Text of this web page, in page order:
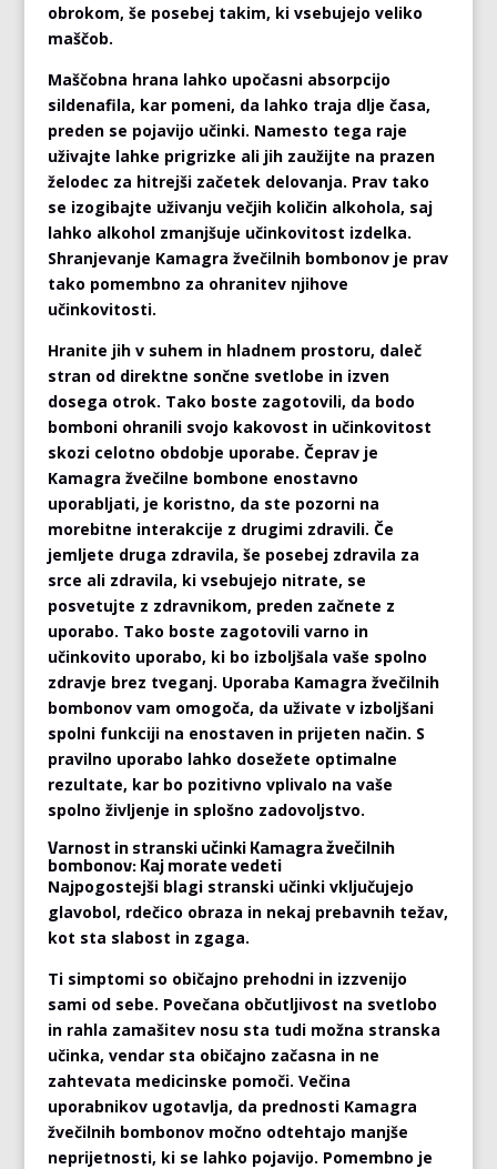
obrokom, še posebej takim, ki vsebujejo veliko
maščob.
Maščobna hrana lahko upočasni absorpcijo
sildenafila, kar pomeni, da lahko traja dlje časa,
preden se pojavijo učinki. Namesto tega raje
uživajte lahke prigrizke ali jih zaužijte na prazen
želodec za hitrejši začetek delovanja. Prav tako
se izogibajte uživanju večjih količin alkohola, saj
lahko alkohol zmanjšuje učinkovitost izdelka.
Shranjevanje Kamagra žvečilnih bombonov je prav
tako pomembno za ohranitev njihove
učinkovitosti.
Hranite jih v suhem in hladnem prostoru, daleč
stran od direktne sončne svetlobe in izven
dosega otrok. Tako boste zagotovili, da bodo
bomboni ohranili svojo kakovost in učinkovitost
skozi celotno obdobje uporabe. Čeprav je
Kamagra žvečilne bombone enostavno
uporabljati, je koristno, da ste pozorni na
morebitne interakcije z drugimi zdravili. Če
jemljete druga zdravila, še posebej zdravila za
srce ali zdravila, ki vsebujejo nitrate, se
posvetujte z zdravnikom, preden začnete z
uporabo. Tako boste zagotovili varno in
učinkovito uporabo, ki bo izboljšala vaše spolno
zdravje brez tveganj. Uporaba Kamagra žvečilnih
bombonov vam omogoča, da uživate v izboljšani
spolni funkciji na enostaven in prijeten način. S
pravilno uporabo lahko dosežete optimalne
rezultate, kar bo pozitivno vplivalo na vaše
spolno življenje in splošno zadovoljstvo.
Varnost in stranski učinki Kamagra žvečilnih
bombonov: Kaj morate vedeti
Najpogostejši blagi stranski učinki vključujejo
glavobol, rdečico obraza in nekaj prebavnih težav,
kot sta slabost in zgaga.
Ti simptomi so običajno prehodni in izzvenijo
sami od sebe. Povečana občutljivost na svetlobo
in rahla zamašitev nosu sta tudi možna stranska
učinka, vendar sta običajno začasna in ne
zahtevata medicinske pomoči. Večina
uporabnikov ugotavlja, da prednosti Kamagra
žvečilnih bombonov močno odtehtajo manjše
neprijetnosti, ki se lahko pojavijo. Pomembno je